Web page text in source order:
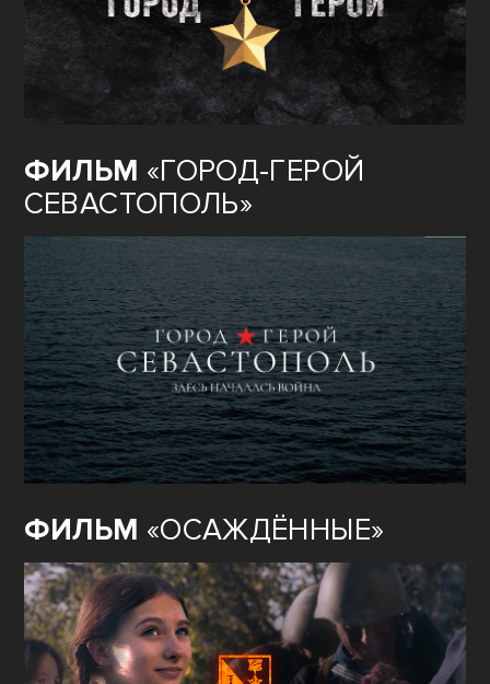
ФИЛЬМ «ГОРОД-ГЕРОЙ
СЕВАСТОПОЛЬ»
ФИЛЬМ «ОСАЖДЁННЫЕ»